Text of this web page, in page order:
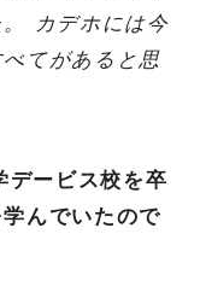
カデホには今
てがあると思
デービス校を卒
んでいたので